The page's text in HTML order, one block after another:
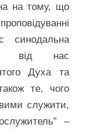
на тому, що
синодальна
від нас
Духа та
те, чого
служити,
–